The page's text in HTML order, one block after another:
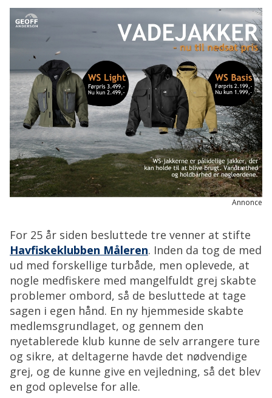
Annonce
For 25 år siden besluttede tre venner at stifte
Havfiskeklubben Måleren. Inden da tog de med
ud med forskellige turbåde, men oplevede, at
nogle medfiskere med mangelfuldt grej skabte
problemer ombord, så de besluttede at tage
sagen i egen hånd. En ny hjemmeside skabte
medlemsgrundlaget, og gennem den
nyetablerede klub kunne de selv arrangere ture
og sikre, at deltagerne havde det nødvendige
grej, og de kunne give en vejledning, så det blev
en god oplevelse for alle.